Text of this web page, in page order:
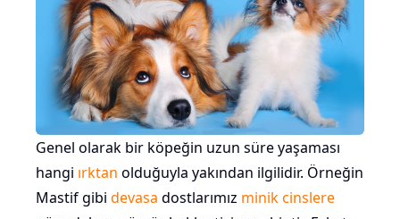
Genel olarak bir köpeğin uzun süre yaşaması
hangi ırktan olduğuyla yakından ilgilidir. Örneğin
Mastif gibi devasa dostlarımız minik cinslere